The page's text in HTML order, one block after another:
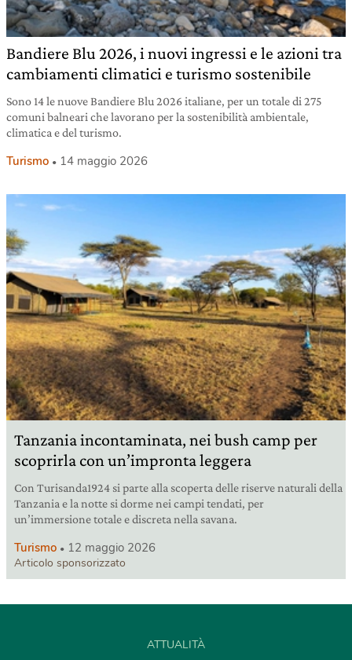
Bandiere Blu 2026, i nuovi ingressi e le azioni tra
cambiamenti climatici e turismo sostenibile
Sono 14 le nuove Bandiere Blu 2026 italiane, per un totale di 275
comuni balneari che lavorano per la sostenibilità ambientale,
climatica e del turismo.
Turismo 14 maggio 2026
Tanzania incontaminata, nei bush camp per
scoprirla con un’impronta leggera
Con Turisanda1924 si parte alla scoperta delle riserve naturali della
Tanzania e la notte si dorme nei campi tendati, per
un’immersione totale e discreta nella savana.
Turismo 12 maggio 2026
Articolo sponsorizzato
ATTUALITÀ